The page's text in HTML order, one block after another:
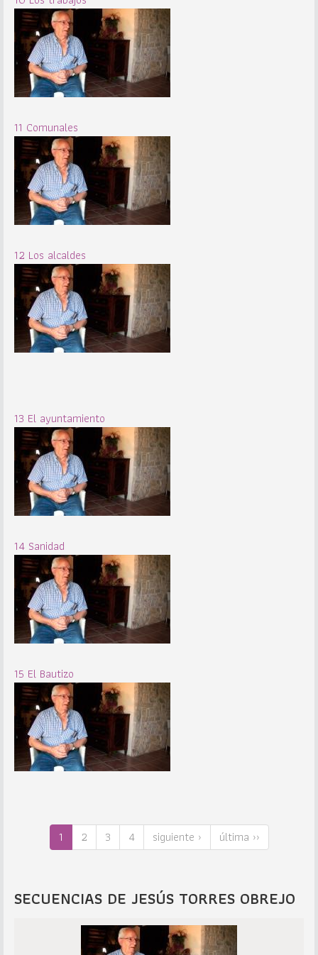
11 Comunales
12 Los alcaldes
13 El ayuntamiento
14 Sanidad
15 El Bautizo
1 2 3 4 siguiente › última ››
SECUENCIAS DE JESÚS TORRES OBREJO